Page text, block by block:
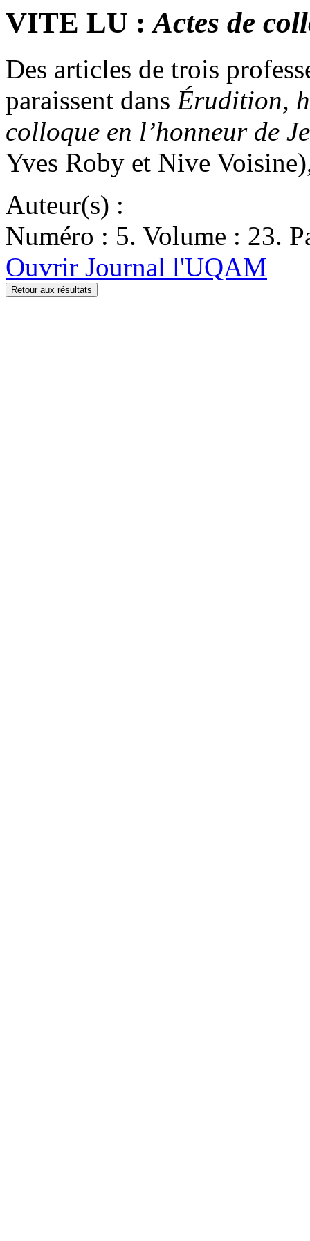
VITE LU :Actes de
Des articles de trois
paraissent dans Érudition,
colloque en l’honneur de
Yves Roby et Nive
Auteur(s) :
Numéro : 5. Volume : 23.
Ouvrir Journal l'UQAM
Retour aux résultats